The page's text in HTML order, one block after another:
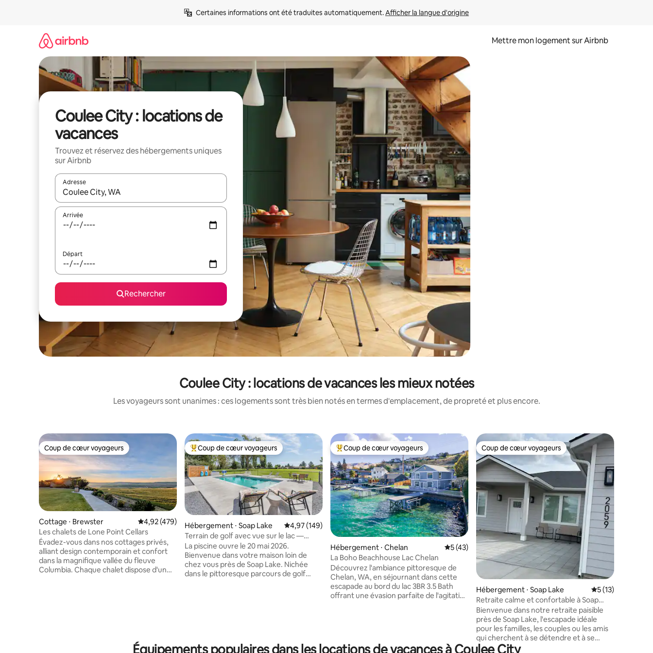
Certaines informations ont été traduites automatiquement. Afficher la langue d'origine
Mettre mon logement sur Airbnb
Coulee City : locations de
vacances
Trouvez et réservez des hébergements uniques
sur Airbnb
Adresse
Lorsque les résultats s'affichent, utilisez les flèches vers le haut et vers le bas pour les parcourir ou en appuyant et en faisant glisser.
Arrivée
Départ
Rechercher
Coulee City : locations de vacances les mieux notées
Les voyageurs sont unanimes : ces logements sont très bien notés en termes d'emplacement, de propreté et plus encore.
Coup de cœur voyageurs
Coup de cœur voyageurs
Cottage ⋅ Brewster Évaluation moyenne sur la base de 479 commentaires : 4,92 sur 5
4,92 (479)
Les chalets de Lone Point Cellars
Évadez-vous dans nos cottages privés,
alliant design contemporain et confort
dans la magnifique vallée du fleuve
Columbia. Chaque chalet dispose d'un
une vue spectaculaire à 180 degrés sur la
Coups de cœur voyageurs les plus appréciés
Coup de cœur voyageurs
Hébergement ⋅ Soap Lake Évaluation moyenne sur la base de 149 commentaires : 4,97 sur 5
4,97 (149)
Terrain de golf avec vue sur le lac —
Piscine/spa — Soap Lake
La piscine ouvre le 20 mai 2026.
Bienvenue dans votre maison loin de
chez vous près de Soap Lake. Nichée
dans le pittoresque parcours de golf
ouvert, grandes fenêtres avec vue
Coups de cœur voyageurs les plus appréciés
Coup de cœur voyageurs
Hébergement ⋅ Chelan Évaluation moyenne sur la base de 43 commentaires : 5 sur 5
5 (43)
La Boho Beachhouse Lac Chelan
Découvrez l'ambiance pittoresque de
Chelan, WA, en séjournant dans cette
escapade au bord du lac 3BR 3.5 Bath
offrant une évasion parfaite de l'agitation
naturels. ✔ 3 chambres confortables
avec salles de bain attenantes ✔ Open
Coup de cœur voyageurs
Coup de cœur voyageurs
Hébergement ⋅ Soap Lake Évaluation
5 (13)
Retraite calme et confortable à Soap
Lake
Bienvenue dans notre retraite paisible
près de Soap Lake, l'escapade idéale
pour les familles, les couples ou les amis
qui cherchent à se détendre et à se
ressourcer. Cette maison fraîchement
Équipements populaires dans les locations de vacances à Coulee City